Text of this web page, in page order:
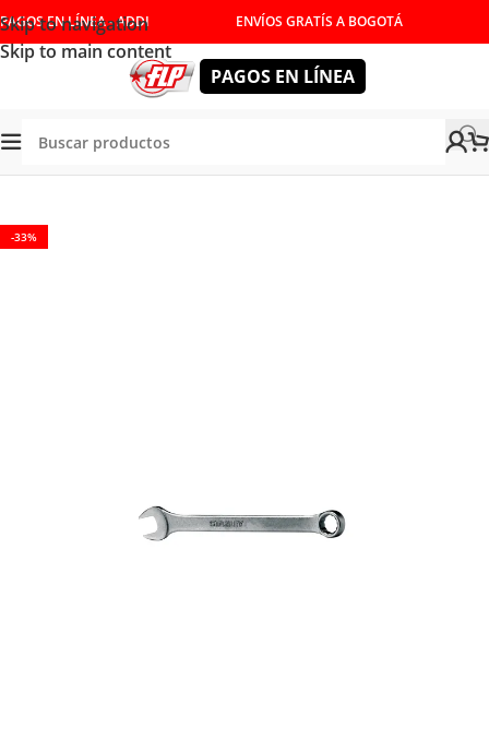
Skip to navigation
Skip to main content
PAGOS EN LÍNEA - ADDI ENVÍOS GRATÍS A BOGOTÁ
PAGOS EN LÍNEA
MANUALES LLAVES COMBINADAS
-33%